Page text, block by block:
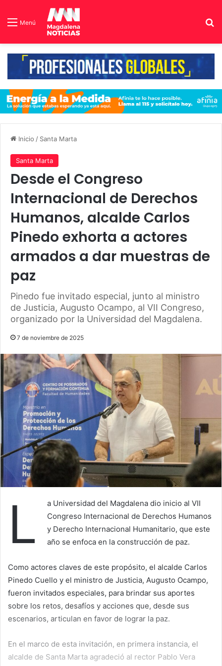
Menú
Inicio / Santa Marta
Santa Marta
Desde el Congreso
Internacional de Derechos
Humanos, alcalde Carlos
Pinedo exhorta a actores
armados a dar muestras de
paz
Pinedo fue invitado especial, junto al ministro
de Justicia, Augusto Ocampo, al VII Congreso,
organizado por la Universidad del Magdalena.
7 de noviembre de 2025
L
a Universidad del Magdalena dio inicio al VII
Congreso Internacional de Derechos Humanos
y Derecho Internacional Humanitario, que este
año se enfoca en la construcción de paz.
Como actores claves de este propósito, el alcalde Carlos
Pinedo Cuello y el ministro de Justicia, Augusto Ocampo,
fueron invitados especiales, para brindar sus aportes
sobre los retos, desafíos y acciones que, desde sus
escenarios, articulan en favor de lograr la paz.
En el marco de esta invitación, en primera instancia, el
alcalde de Santa Marta agradeció al rector Pablo Vera